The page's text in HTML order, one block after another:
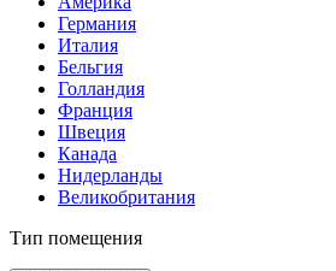
Германия
Италия
Бельгия
Голландия
Франция
Швеция
Канада
Нидерланды
Великобритания
Тип помещения